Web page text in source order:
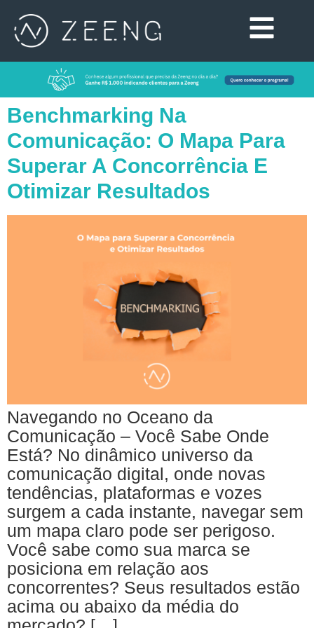
Benchmarking Na
Comunicação: O Mapa Para
Superar A Concorrência E
Otimizar Resultados
Navegando no Oceano da
Comunicação – Você Sabe Onde
Está? No dinâmico universo da
comunicação digital, onde novas
tendências, plataformas e vozes
surgem a cada instante, navegar sem
um mapa claro pode ser perigoso.
Você sabe como sua marca se
posiciona em relação aos
concorrentes? Seus resultados estão
acima ou abaixo da média do